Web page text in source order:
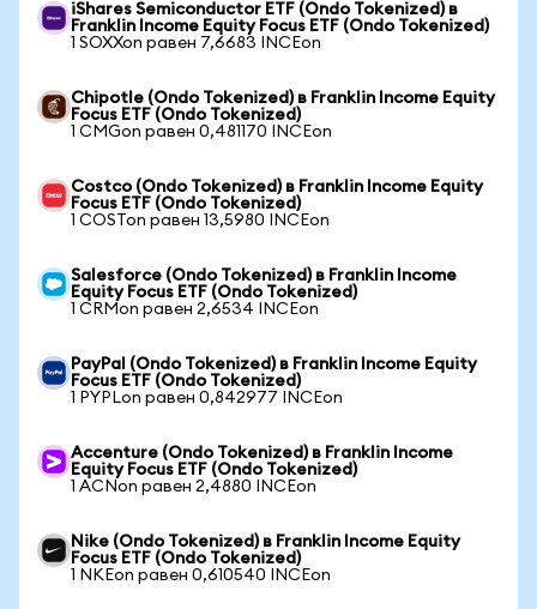
iShares Semiconductor ETF (Ondo Tokenized) в
Franklin Income Equity Focus ETF (Ondo Tokenized)
1 SOXXon равен 7,6683 INCEon
Chipotle (Ondo Tokenized) в Franklin Income Equity
Focus ETF (Ondo Tokenized)
1 CMGon равен 0,481170 INCEon
Costco (Ondo Tokenized) в Franklin Income Equity
Focus ETF (Ondo Tokenized)
1 COSTon равен 13,5980 INCEon
Salesforce (Ondo Tokenized) в Franklin Income
Equity Focus ETF (Ondo Tokenized)
1 CRMon равен 2,6534 INCEon
PayPal (Ondo Tokenized) в Franklin Income Equity
Focus ETF (Ondo Tokenized)
1 PYPLon равен 0,842977 INCEon
Accenture (Ondo Tokenized) в Franklin Income
Equity Focus ETF (Ondo Tokenized)
1 ACNon равен 2,4880 INCEon
Nike (Ondo Tokenized) в Franklin Income Equity
Focus ETF (Ondo Tokenized)
1 NKEon равен 0,610540 INCEon